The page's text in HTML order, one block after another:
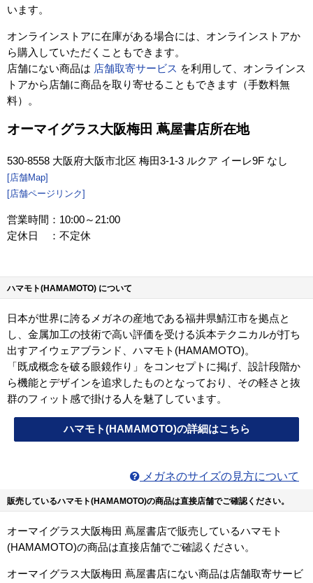
います。
オンラインストアに在庫がある場合には、オンラインストアか
ら購入していただくこともできます。
店舗にない商品は 店舗取寄サービス を利用して、オンラインス
トアから店舗に商品を取り寄せることもできます（手数料無
料）。
オーマイグラス大阪梅田 蔦屋書店所在地
530-8558 大阪府大阪市北区 梅田3-1-3 ルクア イーレ9F なし
[店舗Map]
[店舗ページリンク]
営業時間：10:00～21:00
定休日 ：不定休
ハマモト(HAMAMOTO) について
日本が世界に誇るメガネの産地である福井県鯖江市を拠点と
し、金属加工の技術で高い評価を受ける浜本テクニカルが打ち
出すアイウェアブランド、ハマモト(HAMAMOTO)。
「既成概念を破る眼鏡作り」をコンセプトに掲げ、設計段階か
ら機能とデザインを追求したものとなっており、その軽さと抜
群のフィット感で掛ける人を魅了しています。
ハマモト(HAMAMOTO)の詳細はこちら
メガネのサイズの見方について
販売しているハマモト(HAMAMOTO)の商品は直接店舗でご確認ください。
オーマイグラス大阪梅田 蔦屋書店で販売しているハマモト
(HAMAMOTO)の商品は直接店舗でご確認ください。
オーマイグラス大阪梅田 蔦屋書店にない商品は店舗取寄サービ